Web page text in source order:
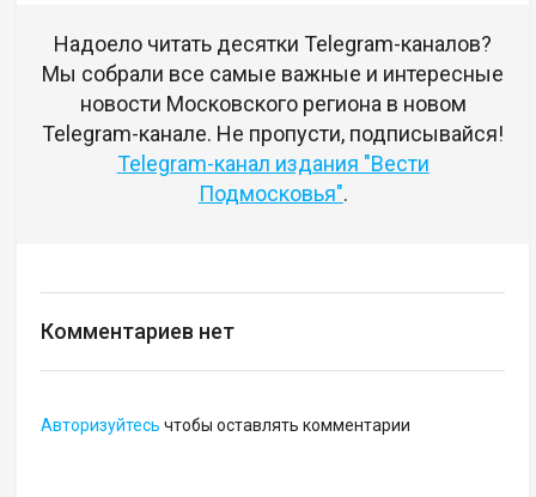
Надоело читать десятки Telegram-каналов?
Мы собрали все самые важные и интересные
новости Московского региона в новом
Telegram-канале. Не пропусти, подписывайся!
Telegram-канал издания "Вести
Подмосковья".
Комментариев нет
Авторизуйтесь чтобы оставлять комментарии